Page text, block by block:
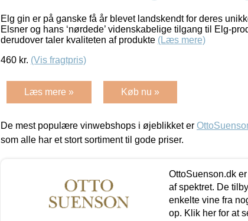
Elg gin er på ganske få år blevet landskendt for deres
Elsner og hans ‘nørdede’ videnskabelige tilgang til Elg-
derudover taler kvaliteten af produkte (Læs mere)
460 kr. (Vis fragtpris)
Læs mere » Køb nu »
De mest populære vinwebshops i øjeblikket er
som alle har et stort sortiment til gode priser.
OttoSuenson.dk
af spektret. De
enkelte vine fra
op. Klik her for at